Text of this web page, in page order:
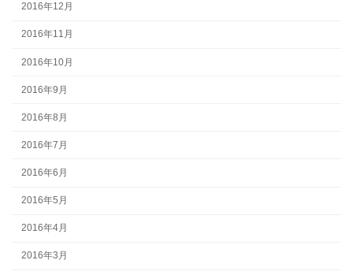
2016年12月
2016年11月
2016年10月
2016年9月
2016年8月
2016年7月
2016年6月
2016年5月
2016年4月
2016年3月